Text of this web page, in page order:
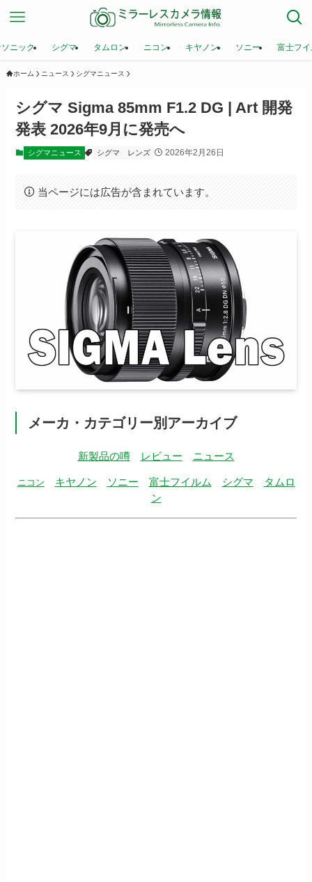
ニック シグマ タムロン ニコン キヤノン ソニー 富士フ
ホーム ニュース シグマニュース
シグマ Sigma 85mm F1.2 DG | Art 開発
発表 2026年9月に発売へ
シグマニュース シグマ レンズ 2026年2月26日
当ページには広告が含まれています。
メーカ・カテゴリー別アーカイブ
新製品の噂 レビュー ニュース
ニコン キヤノン ソニー 富士フイルム シグマ
タムロ
ン